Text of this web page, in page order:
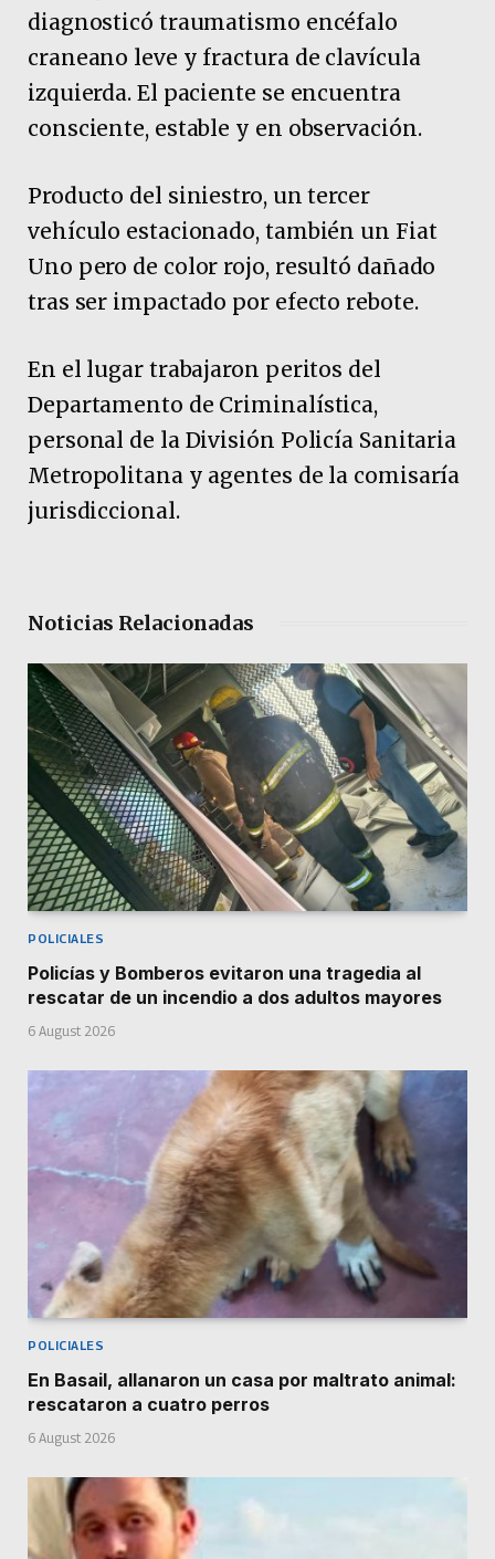
diagnosticó traumatismo encéfalo
craneano leve y fractura de clavícula
izquierda. El paciente se encuentra
consciente, estable y en observación.
Producto del siniestro, un tercer
vehículo estacionado, también un Fiat
Uno pero de color rojo, resultó dañado
tras ser impactado por efecto rebote.
En el lugar trabajaron peritos del
Departamento de Criminalística,
personal de la División Policía Sanitaria
Metropolitana y agentes de la comisaría
jurisdiccional.
Noticias Relacionadas
POLICIALES
Policías y Bomberos evitaron una tragedia al
rescatar de un incendio a dos adultos mayores
6 August 2026
POLICIALES
En Basail, allanaron un casa por maltrato animal:
rescataron a cuatro perros
6 August 2026